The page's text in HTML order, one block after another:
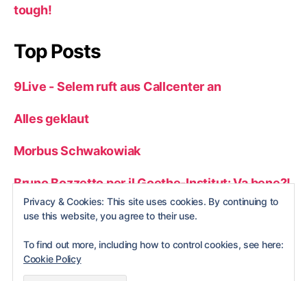
tough!
Top Posts
9Live - Selem ruft aus Callcenter an
Alles geklaut
Morbus Schwakowiak
Bruno Bozzetto per il Goethe-Institut: Va bene?!
Fliegenflugzeug
Privacy & Cookies: This site uses cookies. By continuing to
use this website, you agree to their use.
To find out more, including how to control cookies, see here:
Cookie Policy